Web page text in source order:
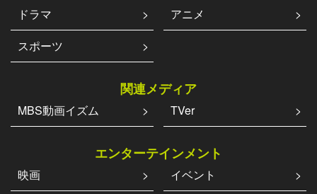
ドラマ
アニメ
スポーツ
関連メディア
MBS動画イズム TVer
エンターテインメント
映画 イベント